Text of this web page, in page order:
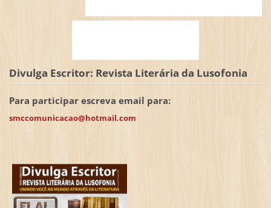
Divulga Escritor: Revista Literária da Lusofonia
Para participar escreva email para:
smccomunicacao@hotmail.com